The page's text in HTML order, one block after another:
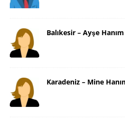
Balıkesir – Ayşe
Karadeniz – Mine